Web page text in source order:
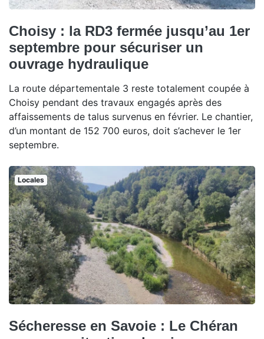
Choisy : la RD3 fermée jusqu’au 1er
septembre pour sécuriser un
ouvrage hydraulique
La route départementale 3 reste totalement coupée à
Choisy pendant des travaux engagés après des
affaissements de talus survenus en février. Le chantier,
d’un montant de 152 700 euros, doit s’achever le 1er
septembre.
Locales
Sécheresse en Savoie : Le Chéran